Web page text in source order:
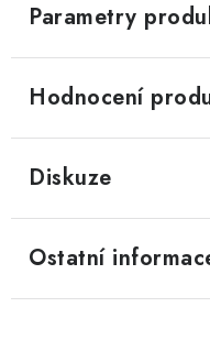
Parametry
Hodnocení
Diskuze
Ostatní